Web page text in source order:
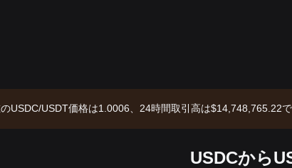
USDT価格は1.0006、24時間取引高は$14,748,765.22で
USDCから